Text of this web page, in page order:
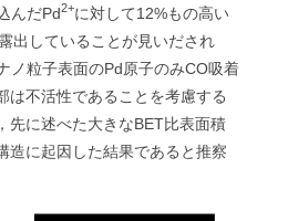
んだPd2+に対して12%もの高い
出していることが見いだされ
ノ粒子表面のPd原子のみCO吸着
は不活性であることを考慮する
先に述べた大きなBET比表面積
造に起因した結果であると推察